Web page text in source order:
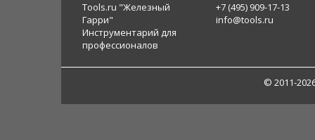
Tools.ru "Железный
Гарри"
Инструментарий для
профессионалов
+7 (495) 909-17-13
info@tools.ru
© 2011-